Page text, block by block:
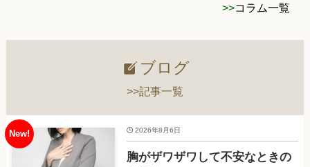
>>コラム一覧
ブログ
>>記事一覧
胸がザワザワして不安なときの
2026年8月6日